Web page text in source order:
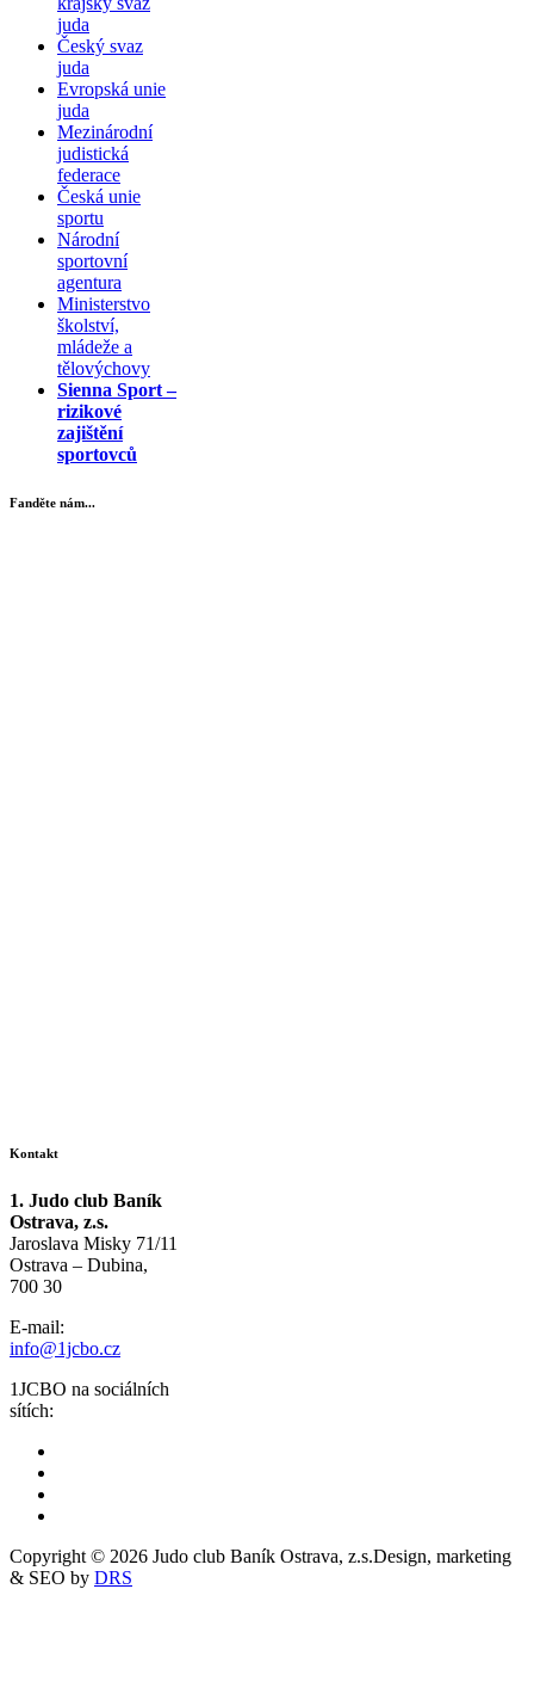
juda
Český svaz
juda
Evropská unie
juda
Mezinárodní
judistická
federace
Česká unie
sportu
Národní
sportovní
agentura
Ministerstvo
školství,
mládeže a
tělovýchovy
Sienna Sport –
rizikové
zajištění
sportovců
Fanděte nám...
Kontakt
1. Judo club Baník
Ostrava, z.s.
Jaroslava Misky 71/11
Ostrava – Dubina,
700 30
E-mail:
info@1jcbo.cz
1JCBO na sociálních
sítích:
Copyright © 2026 Judo club Baník Ostrava, z.s.Design, marketing
& SEO by DRS